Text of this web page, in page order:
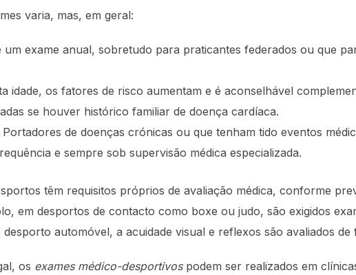
varia, mas, em geral:
um exame anual, sobretudo para praticantes federados ou que
idade, os fatores de risco aumentam e é aconselhável
se houver histórico familiar de doença cardíaca.
Portadores de doenças crónicas ou que tenham tido eventos
e sempre sob supervisão médica especializada.
têm requisitos próprios de avaliação médica, conforme
em desportos de contacto como boxe ou judo, são exigidos
automóvel, a acuidade visual e reflexos são avaliados de
os exames médico-desportivospodem ser realizados em